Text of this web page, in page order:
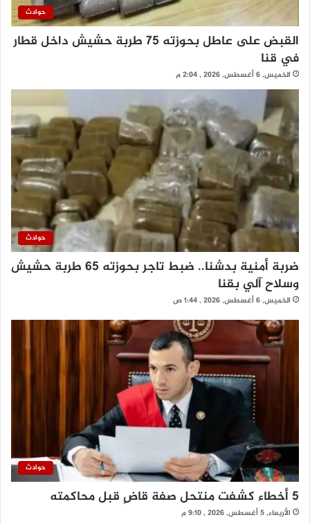
حوادث
القبض على عاطل بحوزته 75 طربة حشيش داخل قطار
في قنا
الخميس, 6 أغسطس, 2026 , 2:04 م
حوادث
ضربة أمنية بدشنا.. ضبط تاجر بحوزته 65 طربة حشيش
وسلاح آلي بقنا
الخميس, 6 أغسطس, 2026 , 1:44 ص
حوادث
5 أخطاء كشفت منتحل صفة قاضٍ قبل محاكمته
الأربعاء, 5 أغسطس, 2026 , 9:10 م